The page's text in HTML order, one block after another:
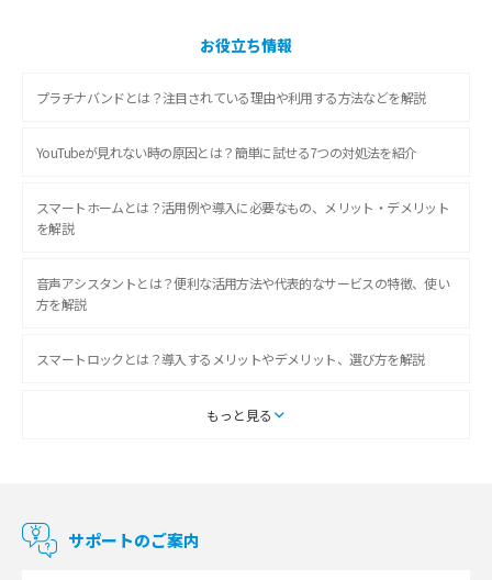
お役立ち情報
プラチナバンドとは？注目されている理由や利用する方法などを解説
YouTubeが見れない時の原因とは？簡単に試せる7つの対処法を紹介
スマートホームとは？活用例や導入に必要なもの、メリット・デメリット
を解説
音声アシスタントとは？便利な活用方法や代表的なサービスの特徴、使い
方を解説
スマートロックとは？導入するメリットやデメリット、選び方を解説
スマートテレビとは？特徴や選び方、使い方をわかりやすく解説
マンションで使えるWi-Fiは？種類ごとの特徴や選び方を紹介
もっと見る
サポートのご案内